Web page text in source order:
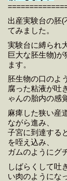
出産実験台の胚(
てみました。
実験台に縛られ
巨大な胚生物)
ます。
胚生物の口のよ
腐った粘液が吐
ゃんの胎内の感
麻痺した狭い産
ながら進み、
子宮に到達する
を咥え込み、
ガムのようにグ
しばらくして吐
い肉のようにな